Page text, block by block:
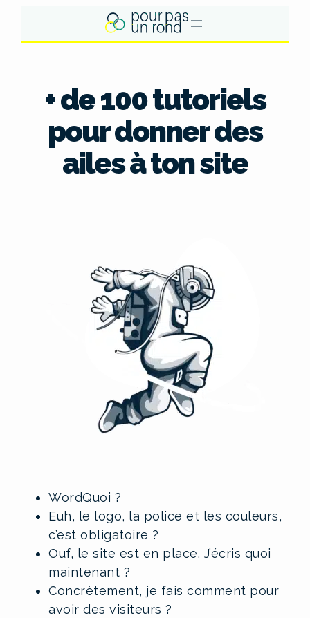
+ de 100 tutoriels
pour donner des
ailes à ton site
WordQuoi ?
Euh, le logo, la police et les couleurs,
c’est obligatoire ?
Ouf, le site est en place. J’écris quoi
maintenant ?
Concrètement, je fais comment pour
avoir des visiteurs ?